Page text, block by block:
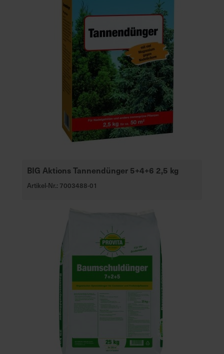
BIG Aktions Tannendünger 5+4+6 2,5 kg
Artikel-Nr.: 7003488-01